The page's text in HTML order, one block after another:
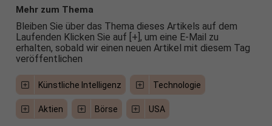
Mehr zum Thema
Bleiben Sie über das Thema dieses Artikels auf dem
Laufenden Klicken Sie auf [+], um eine E-Mail zu
erhalten, sobald wir einen neuen Artikel mit diesem Tag
veröffentlichen
Künstliche Intelligenz Technologie
Aktien Börse USA